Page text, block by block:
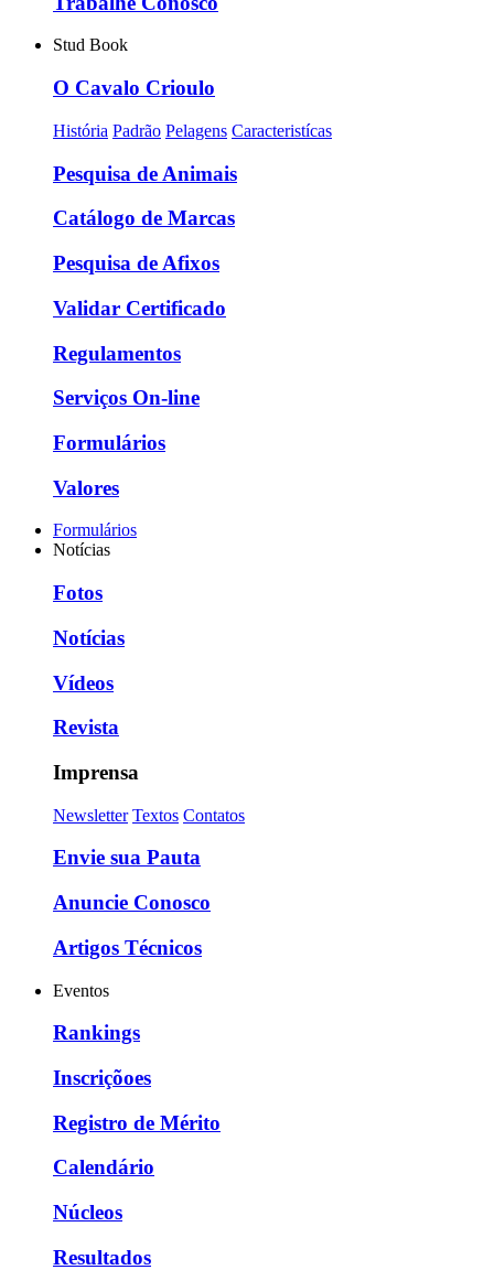
Stud Book
O Cavalo Crioulo
História Padrão Pelagens Caracteristícas
Pesquisa de Animais
Catálogo de Marcas
Pesquisa de Afixos
Validar Certificado
Regulamentos
Serviços On-line
Formulários
Valores
Formulários
Notícias
Fotos
Notícias
Vídeos
Revista
Imprensa
Newsletter Textos Contatos
Envie sua Pauta
Anuncie Conosco
Artigos Técnicos
Eventos
Rankings
Inscriçõoes
Registro de Mérito
Calendário
Núcleos
Resultados